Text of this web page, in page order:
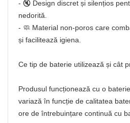
- 🔇 Design discret și silențios
nedorită.
- 🧼 Material non-poros care
și facilitează igiena.
Ce tip de baterie utilizează și cât
Produsul funcționează cu o
variază în funcție de calitatea
ore de întrebuințare continuă cu